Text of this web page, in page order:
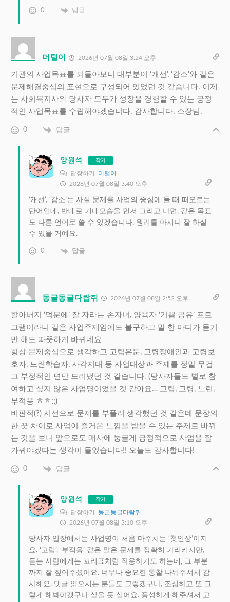
0 답글
머털이 2026년 07월 08일 3:24 오후
기관의 사업목표를 되돌아보니 대부분이 ‘개선’, ‘감소’와 같은
문제해결중심의 표현으로 구성되어 있었던 것 같습니다. 이제
는 사회복지사와 당사자 모두가 성장을 경험할 수 있는 긍정
적인 사업목표를 수립해야겠습니다. 감사합니다. 소장님.
0 답글
양원석 작가
답장하기 머털이
2026년 07월 08일 3:40 오후
‘개선’, ‘감소’는 사실 문제를 사업의 중심에 둘 때 떠오르는
단어인데, 반대로 기대모습을 먼저 그리고 나면, 같은 목표
도 다른 언어로 쓸 수 있겠습니다. 원리를 아시니 잘 하실
수 있을 거예요.
0 답글
동글동글다람쥐 2026년 07월 08일 2:52 오후
할아버지 ‘덕분에’ 잘 자라는 손자녀, 양육자 ‘기쁨 공유’ 프로
그램이라니 같은 사업주제임에도 불구하고 말 한 마디가 듣기
만 해도 따뜻하게 바뀌네요
항상 문제중심으로 생각하고 고립은둔, 고령장애인과 고령보
호자, 느린학습자, 사각지대 등 사업대상과 주제를 정말 무겁
고 부정적인 면만 드러냈던 것 같습니다. (당사자들도 별로 참
여하고 싶지 않은 사업명이었을 것 같아요… 고립, 고령, 느린,
부적응 ㅎㅎ;;)
비판적(?) 시선으로 문제를 부풀려 생각했던 것 같은데 문장의
한 끗 차이로 사업이 즐거운 느낌을 받을 수 있는 주제로 바뀌
는 것을 보니 앞으로도 매사에 둥글게 긍정적으로 사업을 잘
가꿔야겠다는 생각이 들었습니다!! 오늘도 감사합니다!
0 답글
양원석 작가
답장하기 동글동글다람쥐
2026년 07월 08일 3:10 오후
당사자 입장에서는 사업명이 처음 마주치는 ‘첫인상’이지
요. ‘고립’, ‘부적응’ 같은 말은 문제를 정확히 가리키지만,
듣는 사람에게는 꼬리표처럼 작용하기도 하는데, 그 부분
까지 잘 짚어주셨어요. 너무나 중요한 통찰 나눠주셔서 감
사해요. 댓글 읽으시는 분들도 그렇겠구나, 조심하고 또 그
렇게 해봐야겠구나 싶을 듯 싶어요. 풍성하게 해주셔서 고